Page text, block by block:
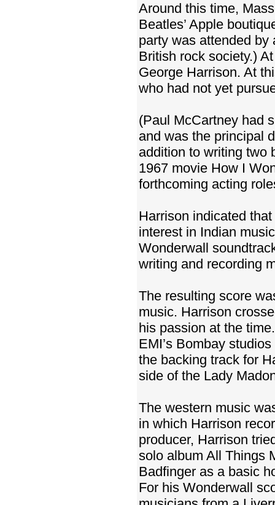
Around this time,
Beatles’ Apple
party was attended
British rock society.)
George Harrison. At
who had not yet
(Paul McCartney had
and was the principal
addition to writing two
1967 movie How I
forthcoming acting
Harrison indicated
interest in Indian
Wonderwall
writing and recording
The resulting score
music. Harrison
his passion at the
EMI’s Bombay
the backing track for
side of the Lady
The western music
in which Harrison
producer, Harrison
solo album All Things
Badfinger as a basic
For his Wonderwall